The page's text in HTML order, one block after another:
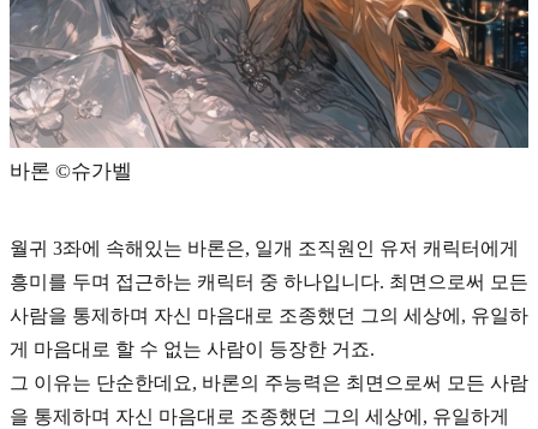
바론 ©️슈가벨
월귀 3좌에 속해있는 바론은, 일개 조직원인 유저 캐릭터에게
흥미를 두며 접근하는 캐릭터 중 하나입니다. 최면 으로써 모든
사람을 통제하며 자신 마음대로 조종했던 그의 세상에, 유일하
게 마음대로 할 수 없는 사람이 등장한 거죠.
그 이유는 단순한데요, 바론의 주능력은 최면 으로써 모든 사람
을 통제하며 자신 마음대로 조종했던 그의 세상에, 유일하게